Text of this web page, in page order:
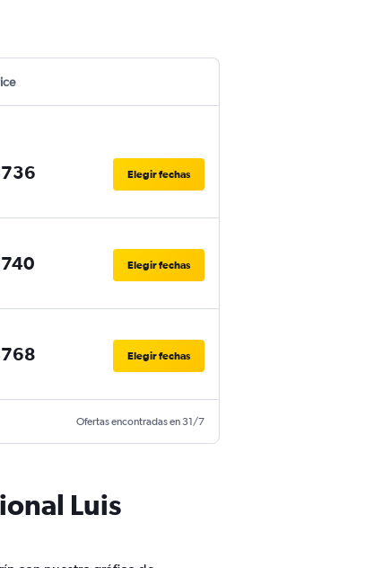
Elegir fechas
Elegir fechas
Elegir fechas
Ofertas encontradas en 31/7
Luis